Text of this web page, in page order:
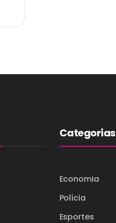
Categorias
Economia
Polícia
Esportes